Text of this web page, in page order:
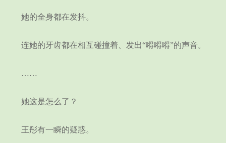
她的全身都在发抖。
连她的牙齿都在相互碰撞着、发出“嘚嘚嘚”的声音。
……
她这是怎么了？
王彤有一瞬的疑惑。